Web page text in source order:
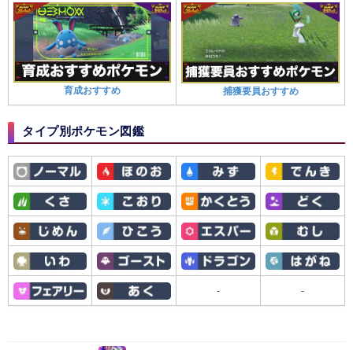
育成おすすめ 捕獲要員おすすめ
タイプ別ポケモン図鑑
- -